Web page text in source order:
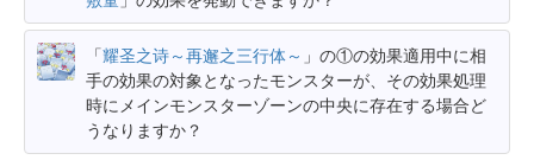
「耀圣之诗～再邂之三行体～ 」の①の効果適用中に相
手の効果の対象となったモンスターが、その効果処理
時にメインモンスターゾーンの中央に存在する場合ど
うなりますか？